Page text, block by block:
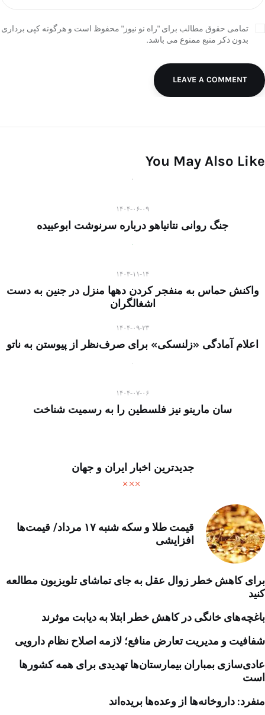
تمامی حقوق مطالب برای "راه نو نیوز" محفوظ است و هرگونه کپی برداری
بدون ذکر منبع ممنوع می باشد.
LEAVE A COMMENT
You May Also Like
۱۴۰۴-۰۶-۰۹
جنگ روانی نتانیاهو درباره سرنوشت ابوعبیده
۱۴۰۳-۱۱-۱۴
واکنش حماس به منفجر کردن دهها منزل در جنین به دست
اشغالگران
۱۴۰۴-۰۹-۲۳
اعلام آمادگی «زلنسکی» برای صرف‌نظر از پیوستن به ناتو
۱۴۰۴-۰۷-۰۶
سان مارینو نیز فلسطین را به رسمیت شناخت
جدیدترین اخبار ایران و جهان
قیمت طلا و سکه شنبه ۱۷ مرداد/ قیمت‌ها
افزایشی
برای کاهش خطر زوال عقل به جای تماشای تلویزیون مطالعه
کنید
باغچه‌های خانگی در کاهش خطر ابتلا به دیابت موثرند
شفافیت و مدیریت تعارض منافع؛ لازمه اصلاح نظام دارویی
عادی‌سازی بمباران بیمارستان‌ها تهدیدی برای همه کشورها
است
منفرد: داروخانه‌ها از وعده‌ها بریده‌اند